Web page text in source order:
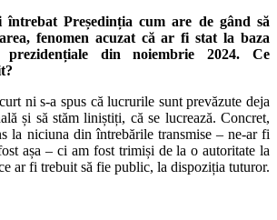
Președinția cum are de gând să
fenomen acuzat că ar fi stat la baza
prezidențiale din noiembrie 2024. Ce
ni s-a spus că lucrurile sunt prevăzute deja
și să stăm liniștiți, că se lucrează. Concret,
la niciuna din întrebările transmise – ne-ar fi
așa – ci am fost trimiși de la o autoritate la
ar fi trebuit să fie public, la dispoziția tuturor.